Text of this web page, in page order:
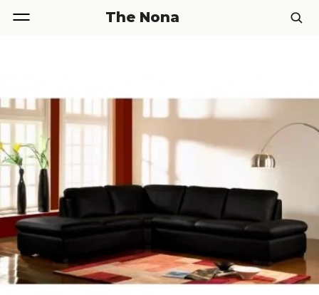
The Nona